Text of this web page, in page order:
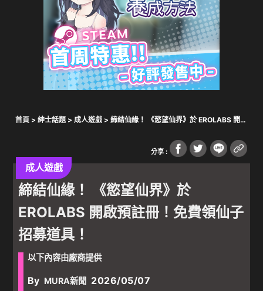
首頁 > 紳士話題> 成人遊戲> 締結仙緣！ 《慾望仙界》於 EROLABS 開啟
分享 :
成人遊戲
締結仙緣！ 《慾望仙界》於
EROLABS 開啟預註冊！免費領仙子
招募道具！
以下內容由廠商提供
By MURA新聞 2026/05/07